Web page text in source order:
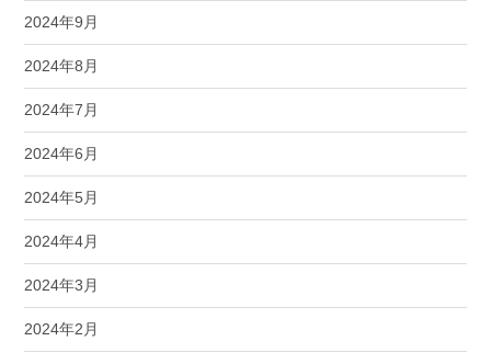
2024年9月
2024年8月
2024年7月
2024年6月
2024年5月
2024年4月
2024年3月
2024年2月